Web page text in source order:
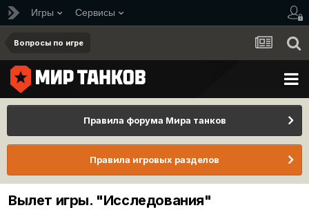
Игры Сервисы
Вопросы по игре
Правила форума Мира танков
Правила игровых разделов
Вылет игры. "Исследования"